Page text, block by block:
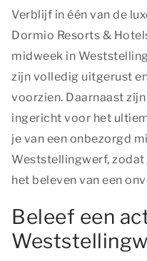
Verblijf in één van de
Dormio Resorts &
midweek in
zijn volledig uitgerust
voorzien. Daarnaast
ingericht voor het
je van een onbezorgd
Weststellingwerf,
het beleven van een
Beleef een